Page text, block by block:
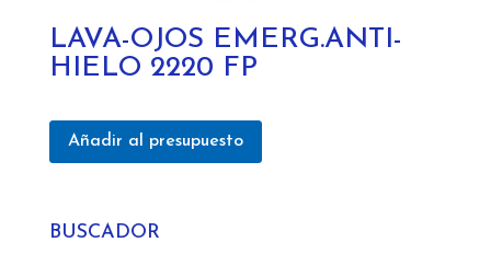
LAVA-OJOS EMERG.ANTI-
HIELO 2220 FP
Añadir al presupuesto
BUSCADOR